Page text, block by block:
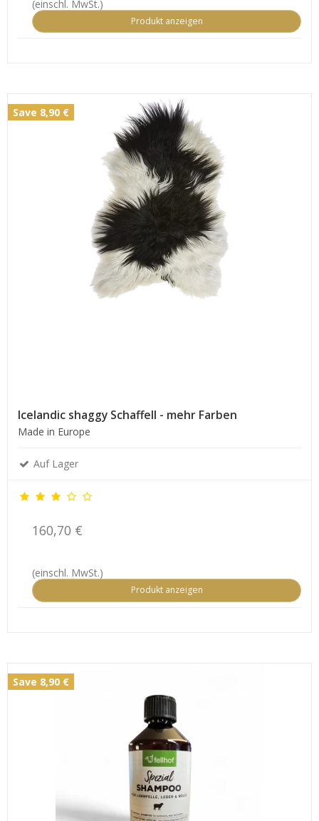
(einschl. MwSt.)
Produkt anzeigen
Save 8,90 €
Icelandic shaggy Schaffell - mehr Farben
Made in Europe
Auf Lager
160,70 €
(einschl. MwSt.)
Produkt anzeigen
Save 8,90 €